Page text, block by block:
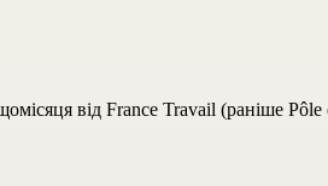
від France Travail (раніше Pôle